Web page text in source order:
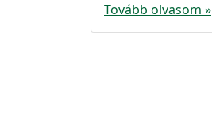
Tovább olvasom »